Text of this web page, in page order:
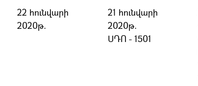
22 հունվարի
2020թ.
21 հունվարի
2020թ.
ՍԴՈ - 1501